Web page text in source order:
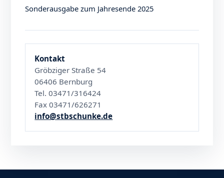
Sonderausgabe zum Jahresende 2025
Kontakt
Gröbziger Straße 54
06406 Bernburg
Tel. 03471/316424
Fax 03471/626271
info@stbschunke.de